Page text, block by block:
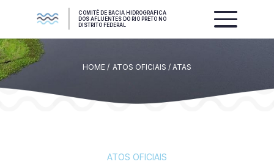
COMITÊ DE BACIA HIDROGRÁFICA
DOS AFLUENTES DO RIO PRETO NO
DISTRITO FEDERAL
HOME / ATOS OFICIAIS / ATAS
ATOS OFICIAIS